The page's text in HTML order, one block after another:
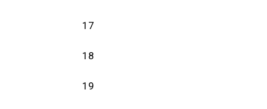
17 निशु तिवारी (निर्दलीय)
18 सुख सागर साहू (निर्दलीय)
19 इश्तिखार अली (कांग्रेस)